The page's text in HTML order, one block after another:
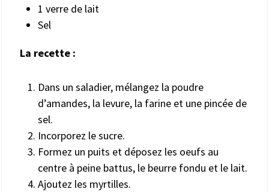
1 verre de lait
Sel
La recette :
Dans un saladier, mélangez la poudre
d’amandes, la levure, la farine et une pincée de
sel.
Incorporez le sucre.
Formez un puits et déposez les oeufs au
centre à peine battus, le beurre fondu et le lait.
Ajoutez les myrtilles.